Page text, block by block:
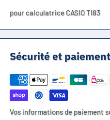
pour calculatrice CASIO TI83
Sécurité et
Vos informations de paiement